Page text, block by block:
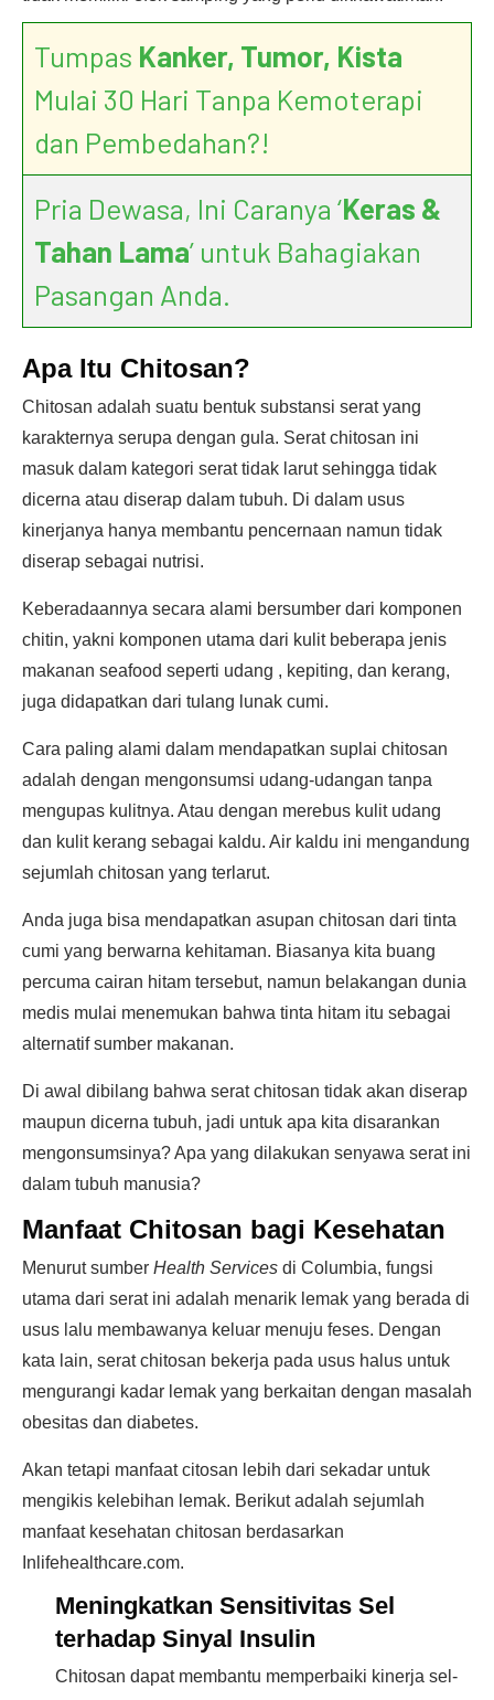
Tumpas Kanker, Tumor, Kista
Mulai 30 Hari Tanpa Kemoterapi
dan Pembedahan?!
Pria Dewasa, Ini Caranya ‘Keras &
Tahan Lama’ untuk Bahagiakan
Pasangan Anda.
Apa Itu Chitosan?
Chitosan adalah suatu bentuk substansi serat yang
karakternya serupa dengan gula. Serat chitosan ini
masuk dalam kategori serat tidak larut sehingga tidak
dicerna atau diserap dalam tubuh. Di dalam usus
kinerjanya hanya membantu pencernaan namun tidak
diserap sebagai nutrisi.
Keberadaannya secara alami bersumber dari komponen
chitin, yakni komponen utama dari kulit beberapa jenis
makanan seafood seperti udang , kepiting, dan kerang,
juga didapatkan dari tulang lunak cumi.
Cara paling alami dalam mendapatkan suplai chitosan
adalah dengan mengonsumsi udang-udangan tanpa
mengupas kulitnya. Atau dengan merebus kulit udang
dan kulit kerang sebagai kaldu. Air kaldu ini mengandung
sejumlah chitosan yang terlarut.
Anda juga bisa mendapatkan asupan chitosan dari tinta
cumi yang berwarna kehitaman. Biasanya kita buang
percuma cairan hitam tersebut, namun belakangan dunia
medis mulai menemukan bahwa tinta hitam itu sebagai
alternatif sumber makanan.
Di awal dibilang bahwa serat chitosan tidak akan diserap
maupun dicerna tubuh, jadi untuk apa kita disarankan
mengonsumsinya? Apa yang dilakukan senyawa serat ini
dalam tubuh manusia?
Manfaat Chitosan bagi Kesehatan
Menurut sumber Health Services di Columbia, fungsi
utama dari serat ini adalah menarik lemak yang berada di
usus lalu membawanya keluar menuju feses. Dengan
kata lain, serat chitosan bekerja pada usus halus untuk
mengurangi kadar lemak yang berkaitan dengan masalah
obesitas dan diabetes.
Akan tetapi manfaat citosan lebih dari sekadar untuk
mengikis kelebihan lemak. Berikut adalah sejumlah
manfaat kesehatan chitosan berdasarkan
Inlifehealthcare.com.
Meningkatkan Sensitivitas Sel
terhadap Sinyal Insulin
Chitosan dapat membantu memperbaiki kinerja sel-